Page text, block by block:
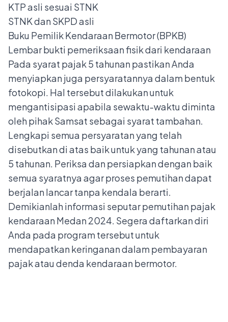
KTP asli sesuai STNK
STNK dan SKPD asli
Buku Pemilik Kendaraan Bermotor (BPKB)
Lembar bukti pemeriksaan fisik dari kendaraan
Pada syarat pajak 5 tahunanpastikan Anda
menyiapkan juga persyaratannya dalam bentuk
fotokopi. Hal tersebut dilakukan untuk
mengantisipasi apabila sewaktu-waktu diminta
oleh pihak Samsat sebagai syarat tambahan.
Lengkapi semua persyaratan yang telah
disebutkan di atas baik untuk yang tahunan atau
5 tahunan. Periksa dan persiapkan dengan baik
semua syaratnya agar proses pemutihan dapat
berjalan lancar tanpa kendala berarti.
Demikianlah informasi seputar pemutihan pajak
kendaraan Medan 2024. Segera daftarkan diri
Anda pada program tersebut untuk
mendapatkan keringanan dalam pembayaran
pajak atau denda kendaraan bermotor.